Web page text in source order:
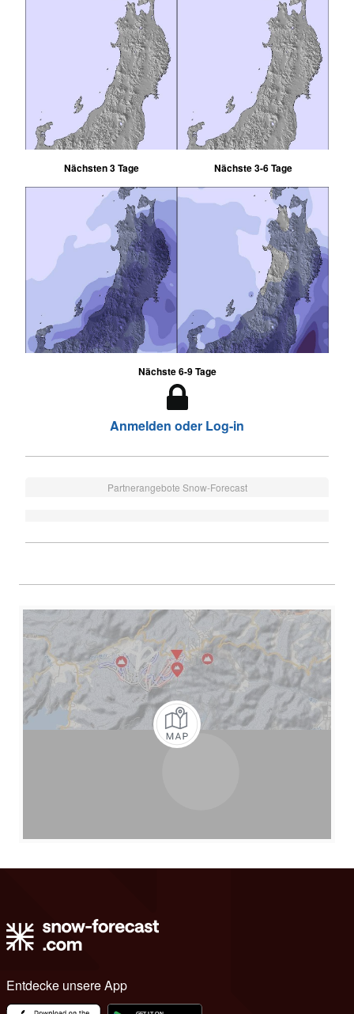
Nächsten 3 Tage Nächste 3-6 Tage
Nächste 6-9 Tage
Anmelden oder Log-in
Partnerangebote Snow-Forecast
Entdecke unsere App